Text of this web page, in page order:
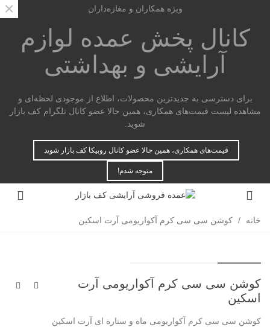
ویژه همکاران و مغازه‌داران
کانال پخش عمده لوازم
آرایشی و بهداشتی
برای دسترسی به جدیدترین محصولات، اطلاع از موجودی لحظه‌ای و
مشاهده لیست قیمت‌های همکاری، همین حالا عضو کانال تلگرام کف بازار
شوید.
قیمت‌های همکاری، همین حالا عضو کانال روبیکا کف بازار شوید
متوجه شدم!
×
خانه / کوشن سی سی کرم آکواریومی آرت اسکین
کوشن سی سی کرم آکواریومی آرت
اسکین
کوشن سی سی کرم آکواریومی ماه و ستاره ای آرت اسکین